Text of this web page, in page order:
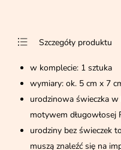
Szczegóły produktu
w komplecie: 1 sztuka
wymiary: ok. 5 cm x 7
urodzinowa świeczka w
motywem długowłosej
urodziny bez świeczek
muszą znaleźć się na